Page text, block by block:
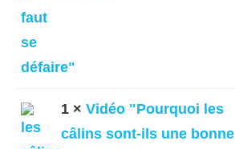
1 ×Vidéo "Pourquoi les
câlins sont-ils une bonne